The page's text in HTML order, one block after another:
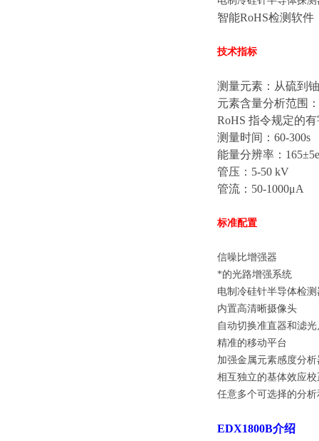
智能RoHS检测软件
技术指标
测量元素：从硫到
元素含量分析范围：
RoHS 指令规定的
测量时间： 60-300s
能量分辨率： 165±
管压： 5-50 kV
管流： 50-1000μA
标准配置
信噪比增强器
*的光路增强系统
电制冷硅针半导体检测
内置高清晰摄像头
自动切换准直器和滤光
精准的移动平台
加强金属元素感度分析
相互独立的基体效应
任意多个可选择的分
EDX1800B介绍